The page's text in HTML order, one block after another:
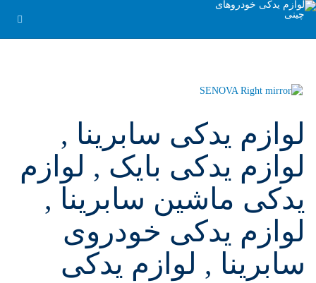
لوازم یدکی سابرینا ,
لوازم یدکی بایک , لوازم
یدکی ماشین سابرینا ,
لوازم یدکی خودروی
سابرینا , لوازم یدکی